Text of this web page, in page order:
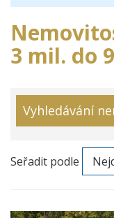
3 mil. do
Vyhledávání
Seřadit podle